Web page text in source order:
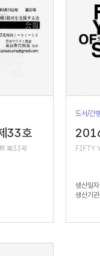
33호
第33号
도서/간
FIFTY
생산일자
생산기